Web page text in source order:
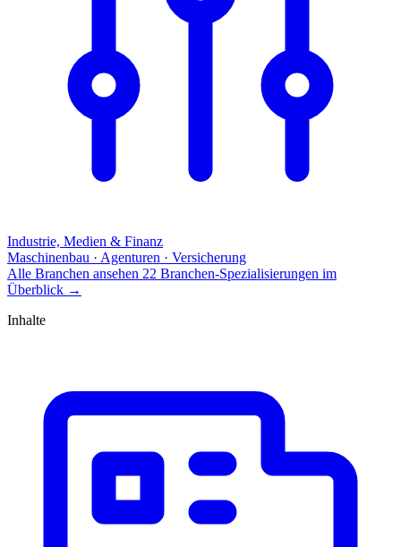
Industrie, Medien & Finanz
Maschinenbau · Agenturen · Versicherung
Alle Branchen ansehen 22 Branchen-Spezialisierungen im
Überblick →
Inhalte